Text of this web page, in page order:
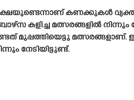
കണക്കുകൾ
കളിച്ച മത്സരങ്ങളിൽ നിന്നും
മുപ്പത്തിയെട്ടു മത്സരങ്ങളാണ്.
നേടിയിട്ടുണ്ട്.